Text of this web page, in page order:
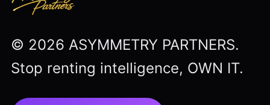
© 2026 ASYMMETRY PARTNERS.
Stop renting intelligence, OWN IT.